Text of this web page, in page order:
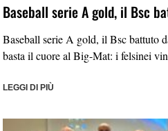
Baseball serie A gold, il Bsc
Baseball serie A gold, il Bsc battuto
basta il cuore al Big-Mat: i felsinei
LEGGI DI PIÙ